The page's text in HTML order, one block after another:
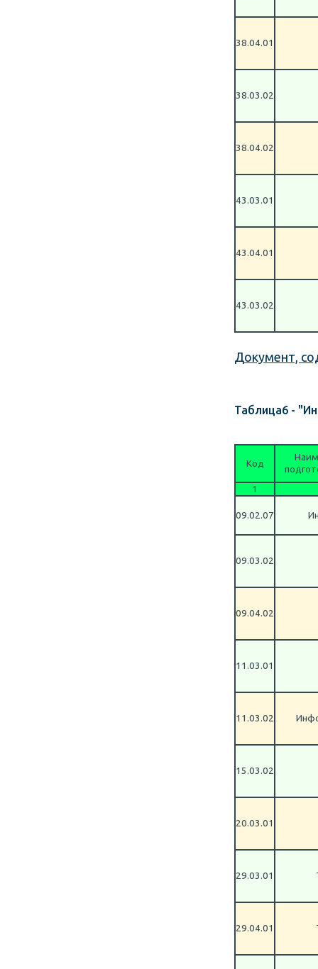
38.04.01
38.03.02
38.04.02
43.03.01
43.04.01
43.03.02
Документ,
Таблица6 -
Код
1
09.02.07
09.03.02
09.04.02
11.03.01
11.03.02
15.03.02
20.03.01
29.03.01
29.04.01